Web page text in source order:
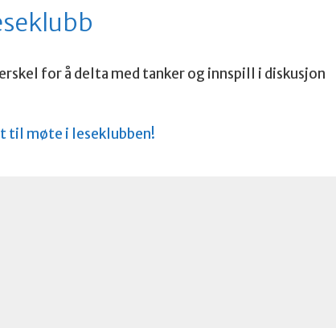
for å delta med tanker og innspill i diskusjon
til møte i leseklubben!